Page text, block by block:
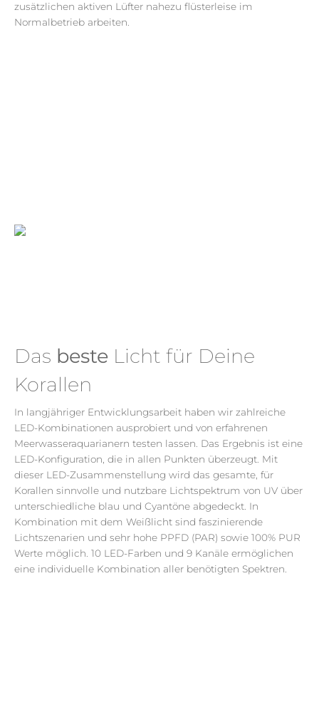
zusätzlichen aktiven Lüfter nahezu flüsterleise im
Normalbetrieb arbeiten.
Das beste Licht für Deine
Korallen
In langjähriger Entwicklungsarbeit haben wir zahlreiche
LED-Kombinationen ausprobiert und von erfahrenen
Meerwasseraquarianern testen lassen. Das Ergebnis ist eine
LED-Konfiguration, die in allen Punkten überzeugt. Mit
dieser LED-Zusammenstellung wird das gesamte, für
Korallen sinnvolle und nutzbare Lichtspektrum von UV über
unterschiedliche blau und Cyantöne abgedeckt. In
Kombination mit dem Weißlicht sind faszinierende
Lichtszenarien und sehr hohe PPFD (PAR) sowie 100% PUR
Werte möglich. 10 LED-Farben und 9 Kanäle ermöglichen
eine individuelle Kombination aller benötigten Spektren.